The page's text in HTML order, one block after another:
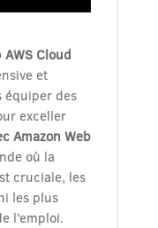
Cloud
et
équiper des
exceller
Amazon Web
où la
cruciale, les
les plus
l’emploi.